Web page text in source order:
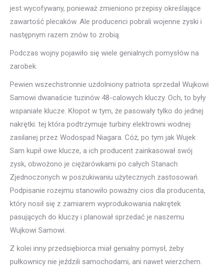
jest wycofywany, ponieważ zmieniono przepisy określające
zawartość plecaków. Ale producenci pobrali wojenne zyski i
następnym razem znów to zrobią.
Podczas wojny pojawiło się wiele genialnych pomysłów na
zarobek.
Pewien wszechstronnie uzdolniony patriota sprzedał Wujkowi
Samowi dwanaście tuzinów 48-calowych kluczy. Och, to były
wspaniałe klucze. Kłopot w tym, że pasowały tylko do jednej
nakrętki: tej która podtrzymuje turbiny elektrowni wodnej
zasilanej przez Wodospad Niagara. Cóż, po tym jak Wujek
Sam kupił owe klucze, a ich producent zainkasował swój
zysk, obwożono je ciężarówkami po całych Stanach
Zjednoczonych w poszukiwaniu użytecznych zastosowań.
Podpisanie rozejmu stanowiło poważny cios dla producenta,
który nosił się z zamiarem wyprodukowania nakrętek
pasujących do kluczy i planował sprzedać je naszemu
Wujkowi Samowi.
Z kolei inny przedsiębiorca miał genialny pomysł, żeby
pułkownicy nie jeździli samochodami, ani nawet wierzchem.